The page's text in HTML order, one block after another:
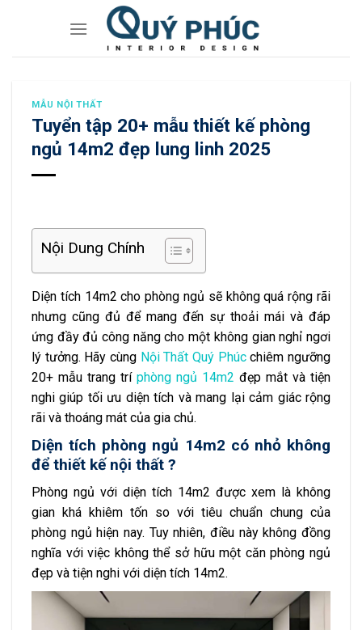
MẪU NỘI THẤT
Tuyển tập 20+ mẫu thiết kế phòng
ngủ 14m2 đẹp lung linh 2025
Nội Dung Chính
Diện tích 14m2 cho phòng ngủ sẽ không quá rộng rãi
nhưng cũng đủ để mang đến sự thoải mái và đáp
ứng đầy đủ công năng cho một không gian nghỉ ngơi
lý tưởng. Hãy cùng Nội Thất Quý Phúcchiêm ngưỡng
20+ mẫu trang trí phòng ngủ 14m2 đẹp mắt và tiện
nghi giúp tối ưu diện tích và mang lại cảm giác rộng
rãi và thoáng mát của gia chủ.
Diện tích phòng ngủ 14m2 có nhỏ không
để thiết kế nội thất ?
Phòng ngủ với diện tích 14m2 được xem là không
gian khá khiêm tốn so với tiêu chuẩn chung của
phòng ngủ hiện nay. Tuy nhiên, điều này không đồng
nghĩa với việc không thể sở hữu một căn phòng ngủ
đẹp và tiện nghi với diện tích 14m2.